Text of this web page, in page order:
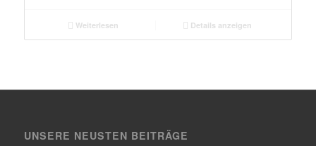
Weiterlesen Details anzeigen
UNSERE NEUSTEN BEITRÄGE